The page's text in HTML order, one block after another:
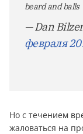
beard and balls
— Dan
февраля
Но с течением
жаловаться на